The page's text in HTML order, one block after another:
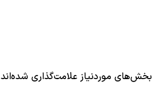
بخش‌های موردنیاز علامت‌گذاری شده‌اند